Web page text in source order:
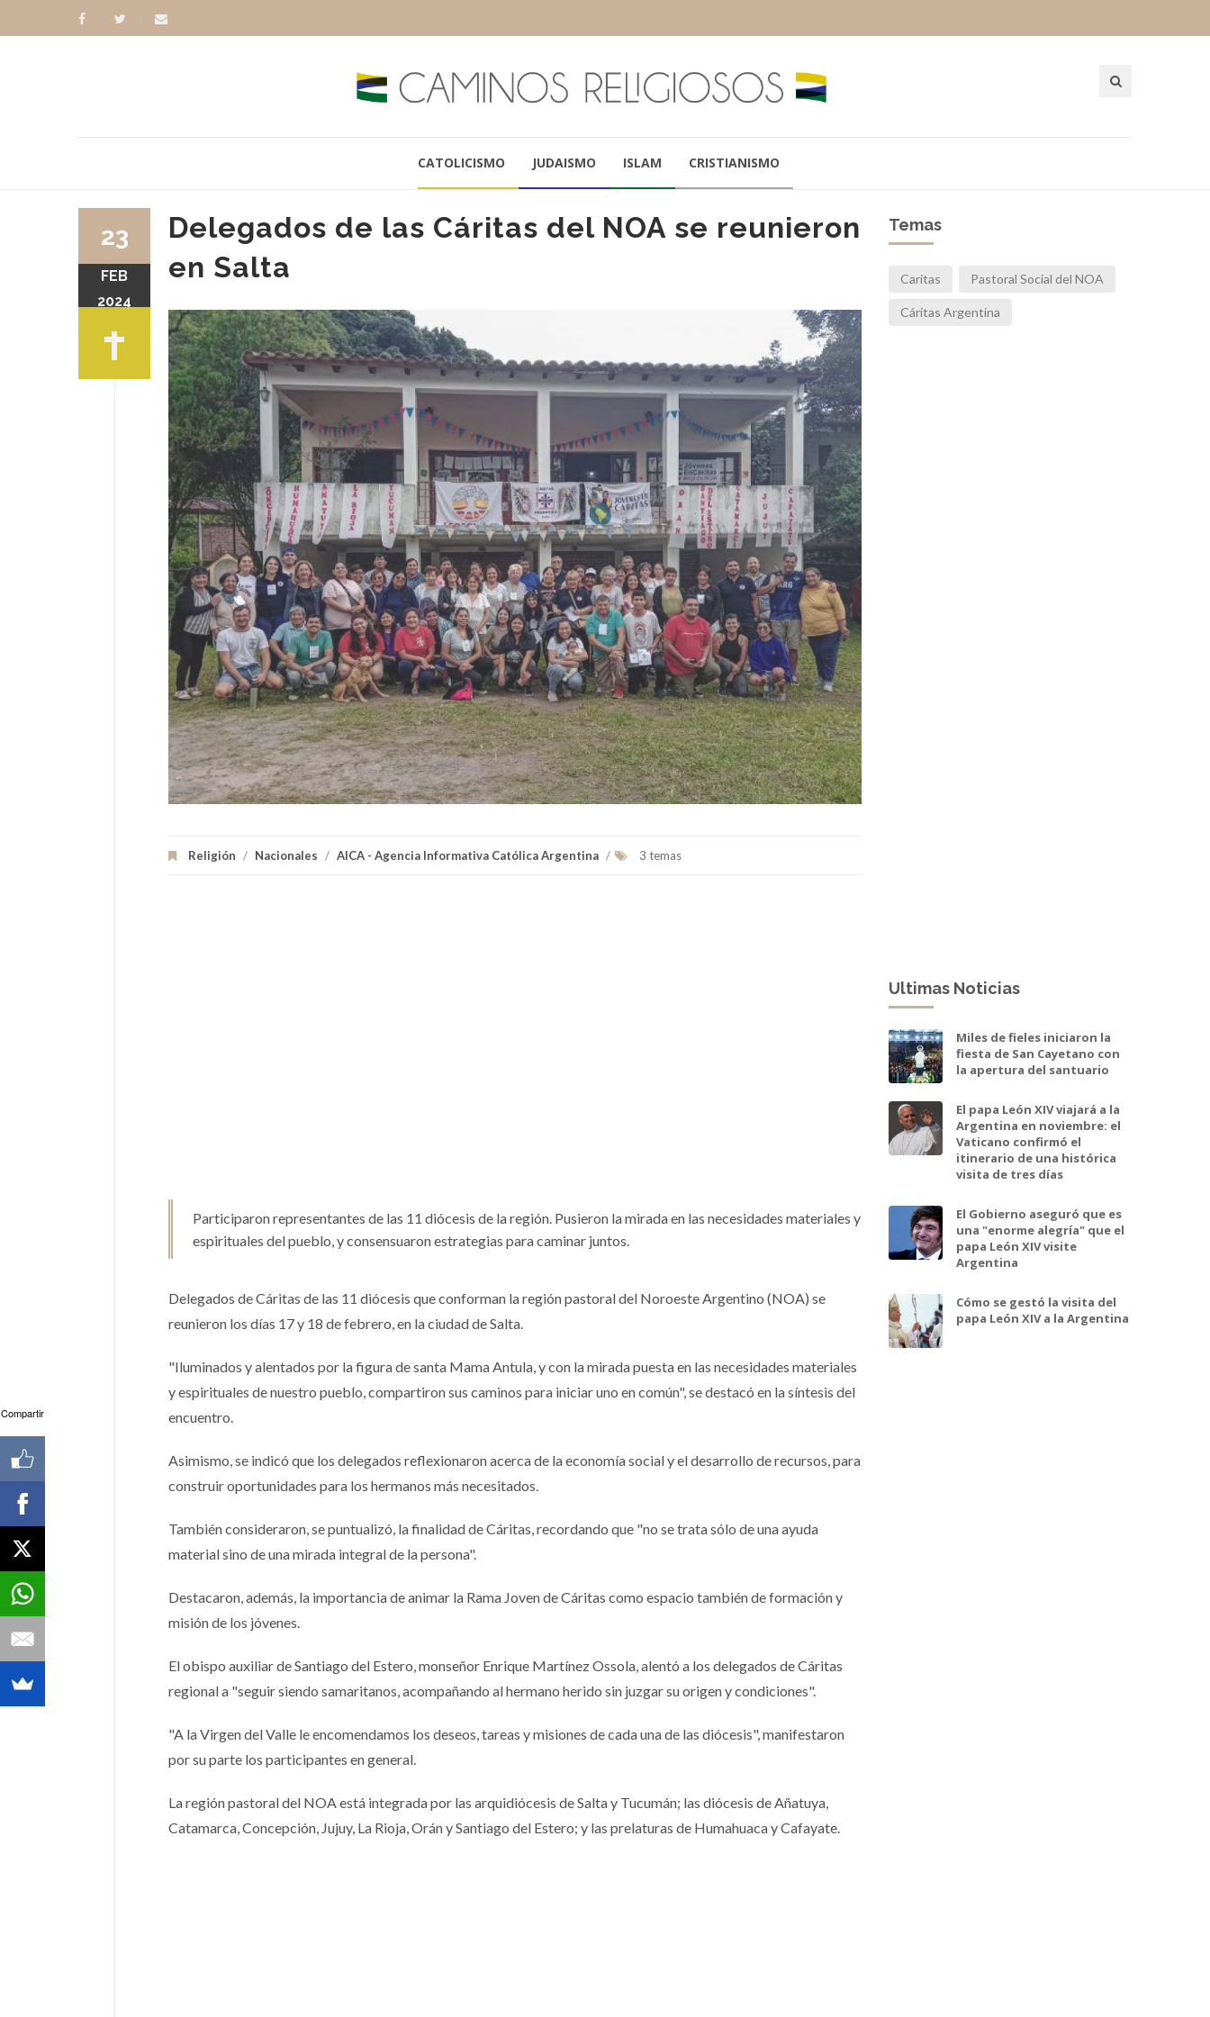
CATOLICISMO JUDAISMO ISLAM CRISTIANISMO
Delegados de las Cáritas del NOA se reunieron
en Salta
Religión / Nacionales / AICA - Agencia Informativa Católica Argentina / 3 temas
23
FEB
2024
Participaron representantes de las 11 diócesis de la región. Pusieron la mirada en las necesidades materiales y
espirituales del pueblo, y consensuaron estrategias para caminar juntos.
Delegados de Cáritas de las 11 diócesis que conforman la región pastoral del Noroeste Argentino (NOA) se
reunieron los días 17 y 18 de febrero, en la ciudad de Salta.
"Iluminados y alentados por la figura de santa Mama Antula, y con la mirada puesta en las necesidades materiales
y espirituales de nuestro pueblo, compartiron sus caminos para iniciar uno en común", se destacó en la síntesis del
encuentro.
Asimismo, se indicó que los delegados reflexionaron acerca de la economía social y el desarrollo de recursos, para
construir oportunidades para los hermanos más necesitados.
También consideraron, se puntualizó, la finalidad de Cáritas, recordando que "no se trata sólo de una ayuda
material sino de una mirada integral de la persona".
Destacaron, además, la importancia de animar la Rama Joven de Cáritas como espacio también de formación y
misión de los jóvenes.
El obispo auxiliar de Santiago del Estero, monseñor Enrique Martínez Ossola, alentó a los delegados de Cáritas
regional a "seguir siendo samaritanos, acompañando al hermano herido sin juzgar su origen y condiciones".
"A la Virgen del Valle le encomendamos los deseos, tareas y misiones de cada una de las diócesis", manifestaron
por su parte los participantes en general.
La región pastoral del NOA está integrada por las arquidiócesis de Salta y Tucumán; las diócesis de Añatuya,
Catamarca, Concepción, Jujuy, La Rioja, Orán y Santiago del Estero; y las prelaturas de Humahuaca y Cafayate.
Temas
Caritas Pastoral Social del NOA
Cáritas Argentina
Ultimas Noticias
Miles de fieles iniciaron la
fiesta de San Cayetano con
la apertura del santuario
El papa León XIV viajará a la
Argentina en noviembre: el
Vaticano confirmó el
itinerario de una histórica
visita de tres días
El Gobierno aseguró que es
una "enorme alegría" que el
papa León XIV visite
Argentina
Cómo se gestó la visita del
papa León XIV a la Argentina
Compartir